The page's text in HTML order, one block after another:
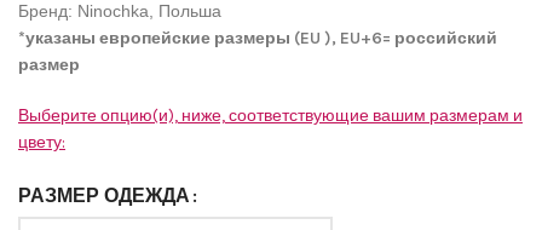
Бренд: Ninochka, Польша
*указаны европейские размеры (EU ), EU+6= российский
размер
Выберите опцию(и), ниже, соответствующие вашим размерам и
цвету:
РАЗМЕР ОДЕЖДА